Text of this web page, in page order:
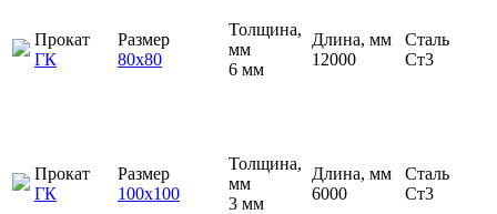
Прокат
ГК
Размер
80х80
Толщина,
мм
6 мм
Длина, мм
12000
Сталь
Ст3
Прокат
ГК
Размер
100х100
Толщина,
мм
3 мм
Длина, мм
6000
Сталь
Ст3